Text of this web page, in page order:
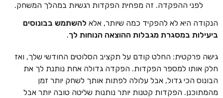
לפני ההפקדה. זה מפחית הפקדות רגשיות במהלך המשחק.
הנקודה היא לא להפקיד כמה שיותר, אלא להשתמש בבונוסים
ביעילות במסגרת מגבלות ההוצאה הנוחות לך.
גישה פרקטית: החלט קודם על תקציב הסלוטים החודשי שלך, ואז
חלק אותו למספר הפקדות. הפקדה גדולה אחת נותנת לך את
הבונוס הכי גדול, אבל עלולה לפתות אותך לשחק יותר זמן
מהמתוכנן. הפקדות קטנות יותר נותנות שליטה טובה יותר אבל